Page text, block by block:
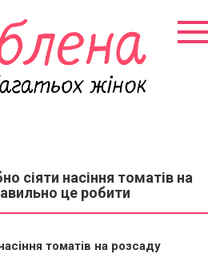
сіяти насіння томатів на
це робити
томатів на розсаду